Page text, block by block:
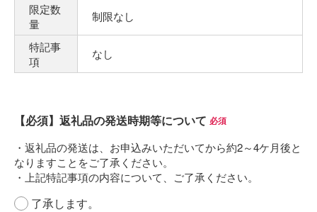
限定数
量
制限なし
特記事
項
なし
【必須】返礼品の発送時期等について
了承します。